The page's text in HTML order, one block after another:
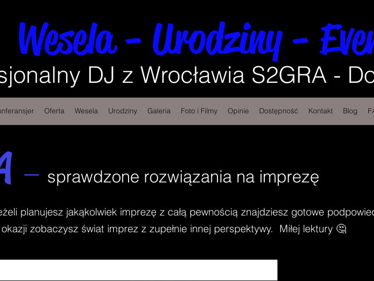
Wesela - Urodziny -
DJ z Wrocławia S2GRA -
Oferta Wesela Urodziny Galeria Foto i Filmy Opinie Dostępność Kontakt Blog
– sprawdzone rozwiązania na imprezę
planujesz jakąkolwiek imprezę z całą pewnością znajdziesz gotowe
zobaczysz świat imprez z zupełnie innej perspektywy. Miłej lektury 🤔